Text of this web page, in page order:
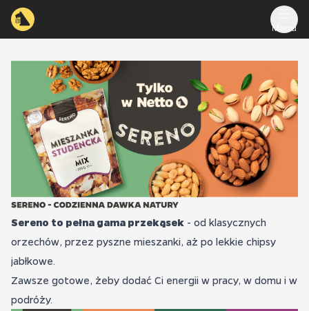
Menu
Sereno to pełna gama przekąsek - od klasycznych
orzechów, przez pyszne mieszanki, aż po lekkie chipsy
jabłkowe.
Zawsze gotowe, żeby dodać Ci energii w pracy, w domu i w
podróży.